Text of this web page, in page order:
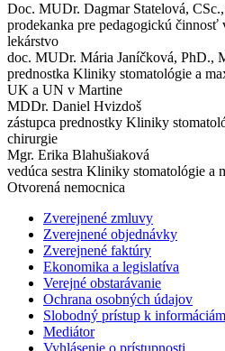
Doc. MUDr. Dagmar Statelová,
prodekanka pre pedagogickú činnosť
lekárstvo
doc. MUDr. Mária Janíčková, PhD.,
prednostka Kliniky stomatológie a
UK a UN v Martine
MDDr. Daniel Hvizdoš
zástupca prednostky Kliniky
chirurgie
Mgr. Erika Blahušiaková
vedúca sestra Kliniky stomatológie a
Otvorená nemocnica
Zverejnené zmluvy
Zverejnené objednávky
Zverejnené faktúry
Ekonomika a legislatíva
Verejné obstarávanie
Ochrana osobných údajov
Slobodný prístup k informáciám
Mediátor